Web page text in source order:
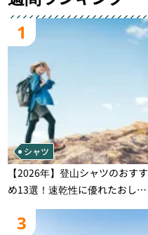
1
シャツ
【2026年】登山シャツのおすす
め13選！速乾性に優れたおしゃ
れなモデルを徹底紹介！
3